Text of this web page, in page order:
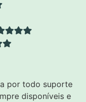
por todo suporte
disponíveis e